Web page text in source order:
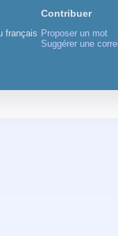
français
Contribuer
Proposer un mot
Suggérer une